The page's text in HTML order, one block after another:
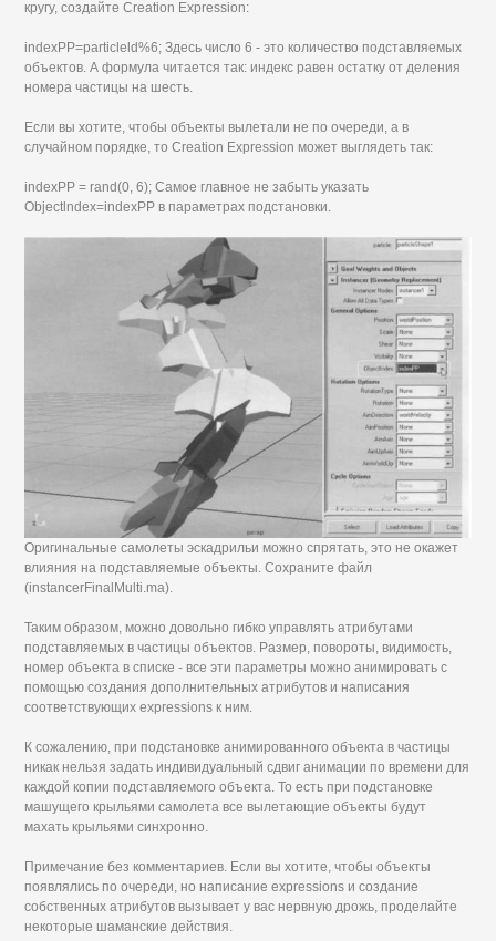
кругу, создайте Creation Expression:
indexPP=particleld%6; Здесь число 6 - это количество подставляемых
объектов. А формула читается так: индекс равен остатку от деления
номера частицы на шесть.
Если вы хотите, чтобы объекты вылетали не по очереди, а в
случайном порядке, то Creation Expression может выглядеть так:
indexPP = rand(0, 6); Самое главное не забыть указать
Objectlndex=indexPP в параметрах подстановки.
Оригинальные самолеты эскадрильи можно спрятать, это не окажет
влияния на подставляемые объекты. Сохраните файл
(instancerFinalMulti.ma).
Таким образом, можно довольно гибко управлять атрибутами
подставляемых в частицы объектов. Размер, повороты, видимость,
номер объекта в списке - все эти параметры можно анимировать с
помощью создания дополнительных атрибутов и написания
соответствующих expressions к ним.
К сожалению, при подстановке анимированного объекта в частицы
никак нельзя задать индивидуальный сдвиг анимации по времени для
каждой копии подставляемого объекта. То есть при подстановке
машущего крыльями самолета все вылетающие объекты будут
махать крыльями синхронно.
Примечание без комментариев. Если вы хотите, чтобы объекты
появлялись по очереди, но написание expressions и создание
собственных атрибутов вызывает у вас нервную дрожь, проделайте
некоторые шаманские действия.